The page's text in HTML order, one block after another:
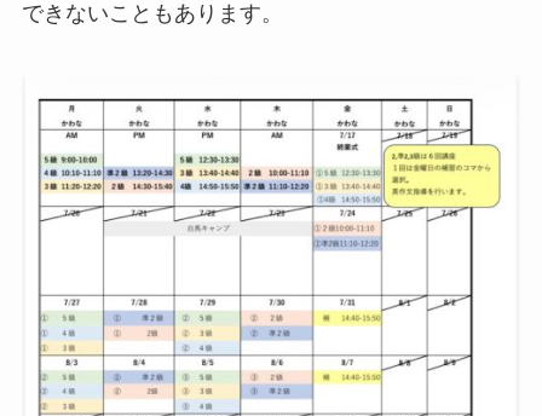
できないこともあります。